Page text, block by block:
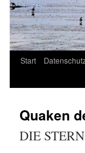
Start
Quaken
DIE